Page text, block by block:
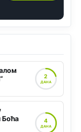
2
ДАНА
Боћа
4
ДАНА